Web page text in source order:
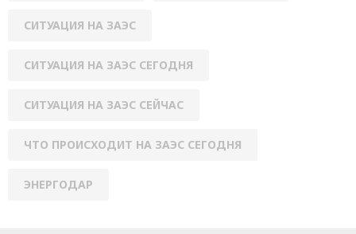
СИТУАЦИЯ НА ЗАЭС
СИТУАЦИЯ НА ЗАЭС СЕГОДНЯ
СИТУАЦИЯ НА ЗАЭС СЕЙЧАС
ЧТО ПРОИСХОДИТ НА ЗАЭС СЕГОДНЯ
ЭНЕРГОДАР